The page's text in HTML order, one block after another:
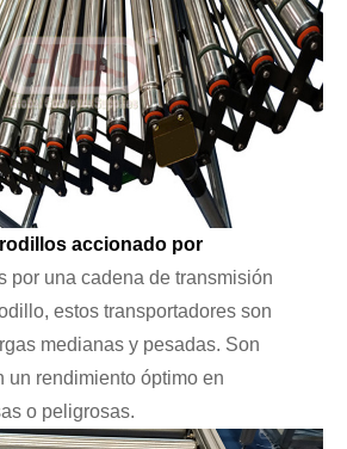
accionado por
​​por una cadena de transmisión
estos transportadores son
medianas y pesadas. Son
un rendimiento óptimo en
o peligrosas.